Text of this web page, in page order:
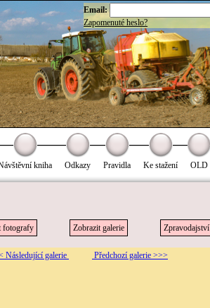
Email:
Zapomenuté heslo?
kniha Odkazy Pravidla Ke stažení OLD
fotografy Zobrazit galerie Zpravodajství
Následující galerie
Předchozí galerie >>>